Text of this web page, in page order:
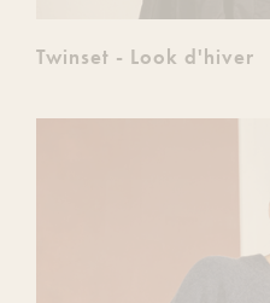
Twinset - Look d'hiver